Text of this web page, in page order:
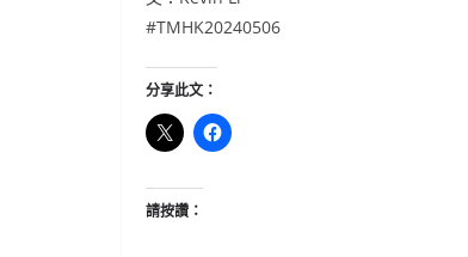
#TMHK20240506
分享此文：
請按讚：